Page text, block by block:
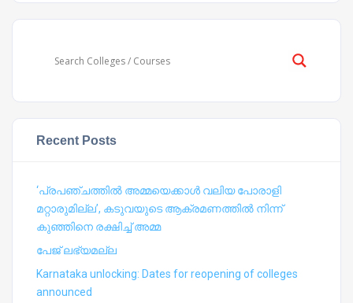
Recent Posts
‘പ്രപഞ്ചത്തില്‍ അമ്മയെക്കാള്‍ വലിയ പോരാളി
മറ്റാരുമില്ല’, കടുവയുടെ ആക്രമണത്തില്‍ നിന്ന്
കുഞ്ഞിനെ രക്ഷിച്ച് അമ്മ
പേജ് ലഭ്യമല്ല
Karnataka unlocking: Dates for reopening of colleges
announced